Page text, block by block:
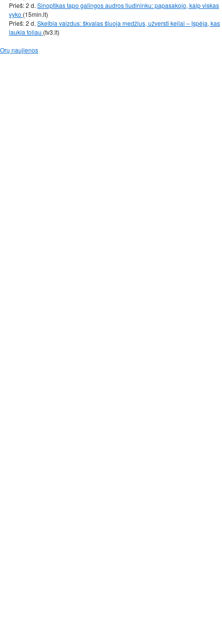
Prieš: 2 d. Sinoptikas tapo galingos audros liudininku: papasakojo, kaip viskas
vyko (15min.lt)
Prieš: 2 d. Skelbia vaizdus: škvalas šluoja medžius, užversti keliai – įspėja, kas
laukia toliau (tv3.lt)
Orų naujienos